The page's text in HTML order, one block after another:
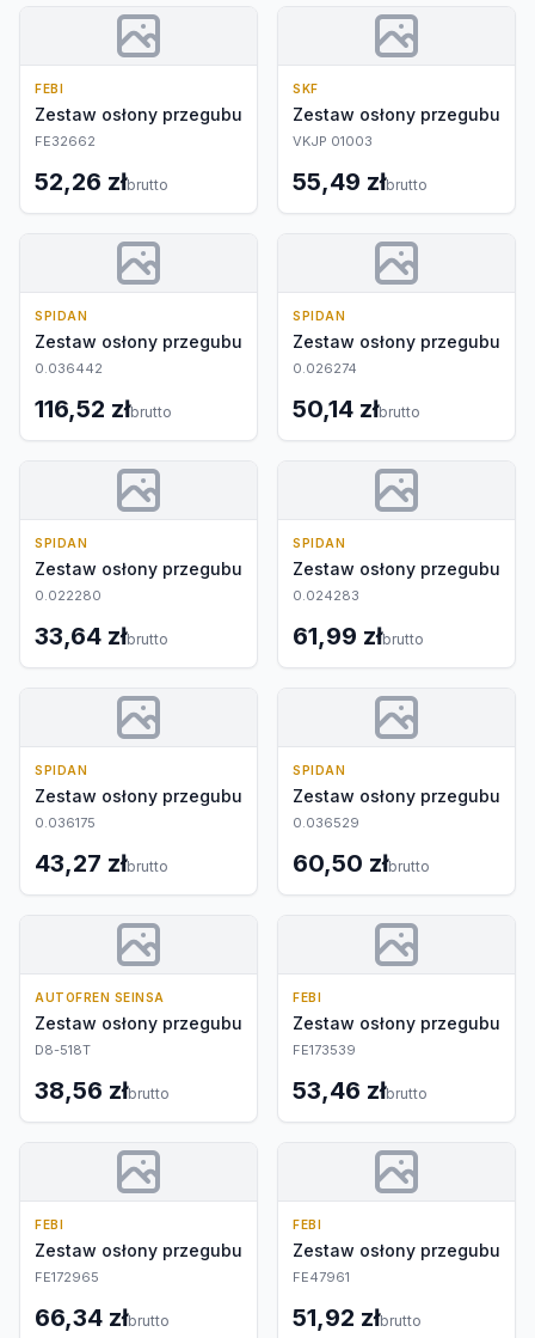
FEBI
Zestaw osłony przegubu
FE32662
52,26 złbrutto
SKF
Zestaw osłony przegubu
VKJP 01003
55,49 złbrutto
SPIDAN
Zestaw osłony przegubu
0.036442
116,52 złbrutto
SPIDAN
Zestaw osłony przegubu
0.026274
50,14 złbrutto
SPIDAN
Zestaw osłony przegubu
0.022280
33,64 złbrutto
SPIDAN
Zestaw osłony przegubu
0.024283
61,99 złbrutto
SPIDAN
Zestaw osłony przegubu
0.036175
43,27 złbrutto
SPIDAN
Zestaw osłony przegubu
0.036529
60,50 złbrutto
AUTOFREN SEINSA
Zestaw osłony przegubu
D8-518T
38,56 złbrutto
FEBI
Zestaw osłony przegubu
FE173539
53,46 złbrutto
FEBI
Zestaw osłony przegubu
FE172965
66,34 złbrutto
FEBI
Zestaw osłony przegubu
FE47961
51,92 złbrutto